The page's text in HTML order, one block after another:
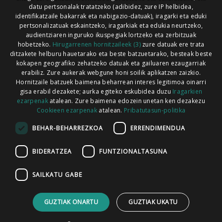
Xorroxin irratia | Lesaka | T. 948638288
Codesyntaxek garatua
PUBLIZITATEA
HARREMANETARAKO
datu pertsonalak tratatzeko (adibidez, zure IP helbidea,
identifikatzaile bakarrak eta nabigazio-datuak), iragarki eta eduki
pertsonalizatuak eskaintzeko, iragarkiak eta edukia neurtzeko,
audientziaren inguruko ikuspegiak lortzeko eta zerbitzuak
hobetzeko. Hirugarrenen hornitzaileek (3)zure datuak ere trata
ditzakete helburu hauetarako eta beste batzuetarako, besteak beste
kokapen geografiko zehatzeko datuak eta gailuaren ezaugarriak
erabiliz. Zure aukerak webgune honi soilik aplikatzen zaizkio.
Hornitzaile batzuek baimena beharrean interes legitimoa oinarri
gisa erabil dezakete; aurka egiteko eskubidea duzu Iragarkien
ezarpenakatalean. Zure baimena edozein unetan ken dezakezu
Cookieen ezarpenak atalean. Pribatutasun-politika
BEHAR-BEHARREZKOA ERRENDIMENDUA
BIDERATZEA FUNTZIONALTASUNA
SAILKATU GABE
GUZTIAK ONARTU GUZTIAK UKATU